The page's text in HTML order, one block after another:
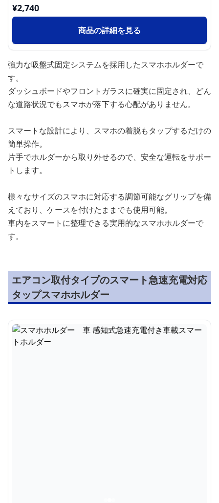
¥2,740
商品の詳細を見る
強力な吸盤式固定システムを採用したスマホホルダーで
す。
ダッシュボードやフロントガラスに確実に固定され、どん
な道路状況でもスマホが落下する心配がありません。
スマートな設計により、スマホの着脱もタップするだけの
簡単操作。
片手でホルダーから取り外せるので、安全な運転をサポー
トします。
様々なサイズのスマホに対応する調節可能なグリップを備
えており、ケースを付けたままでも使用可能。
車内をスマートに整理できる実用的なスマホホルダーで
す。
エアコン取付タイプのスマート急速充電対応
タップスマホホルダー